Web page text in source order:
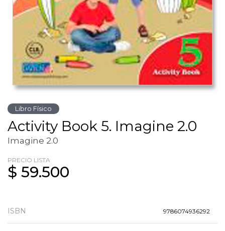
Libro Físico
Activity Book 5. Imagine 2.0
Imagine 2.0
PRECIO LISTA
$ 59.500
ISBN 9786074936292